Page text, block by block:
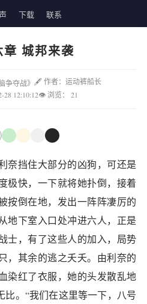
下载 联系
城邦来袭
争夺战》 🖋 作者：运动裤船长
28 12:10:12👁 浏览： 21
奈挡住大部分的凶狗，可还是
极快，一下就将她扑倒，接着
按倒在地，发出一阵阵凄厉的
地下室入口处冲进六人，正是
士，有了这些人的加入，局势
，其余的逃之夭夭。由利奈的
染红了衣服，她的头发散乱地
。“我们在这里等一下，八号